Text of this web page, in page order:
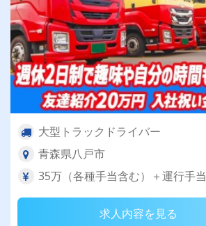
大型トラックドライバー
青森県八戸市
35万（各種手当含む）＋運行手当
求人内容を見る